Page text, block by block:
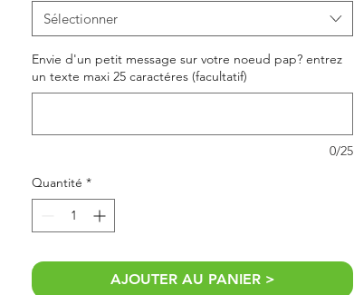
Sélectionner
Envie d'un petit message sur votre noeud pap? entrez
un texte maxi 25 caractéres (facultatif)
0/25
Quantité *
AJOUTER AU PANIER >